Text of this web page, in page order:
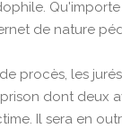
de nature
procès, les
dont deux
Il sera en